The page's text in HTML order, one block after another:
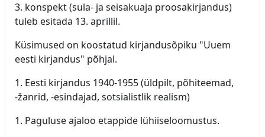
3. konspekt (sula- ja seisakuaja proosakirjandus)
tuleb esitada 13. aprillil.
Küsimused on koostatud kirjandusõpiku "Uuem
eesti kirjandus" põhjal.
1. Eesti kirjandus 1940-1955 (üldpilt, põhiteemad,
-žanrid, -esindajad, sotsialistlik realism)
1. Paguluse ajaloo etappide lühiiseloomustus.